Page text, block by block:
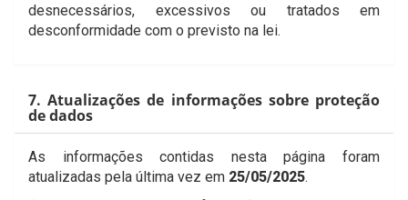
desnecessários, excessivos ou tratados em
desconformidade com o previsto na lei.
7. Atualizações de informações sobre proteção
de dados
As informações contidas nesta página foram
atualizadas pela última vez em 25/05/2025.